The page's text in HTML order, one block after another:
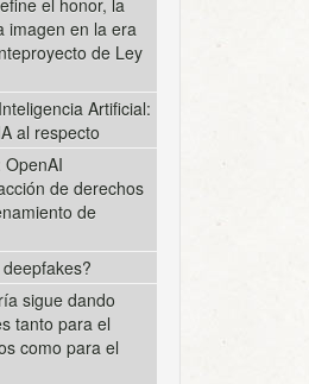
imagen en la era
de Ley
Artificial:
al respecto
de derechos
de
sigue dando
tanto para el
como para el